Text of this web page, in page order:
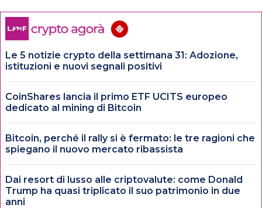
Le 5 notizie crypto della settimana 31: Adozione,
istituzioni e nuovi segnali positivi
CoinShares lancia il primo ETF UCITS europeo
dedicato al mining di Bitcoin
Bitcoin, perché il rally si è fermato: le tre ragioni che
spiegano il nuovo mercato ribassista
Dai resort di lusso alle criptovalute: come Donald
Trump ha quasi triplicato il suo patrimonio in due
anni